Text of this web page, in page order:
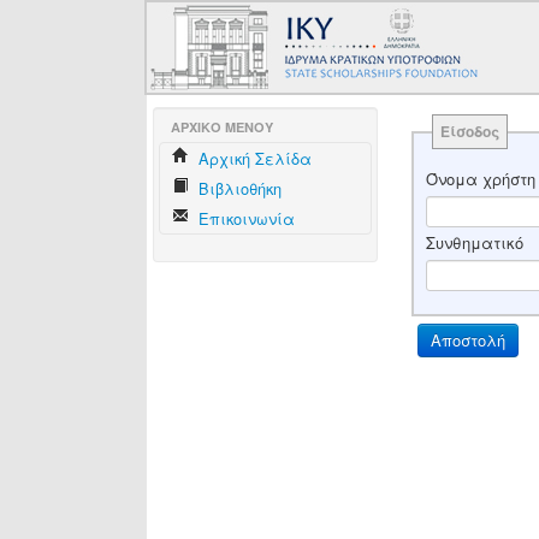
AΡΧΙΚΟ ΜΕΝΟΥ
Aρχική Σελίδα
Βιβλιοθήκη
Επικοινωνία
Είσοδος
Όνομα χρήστη
Συνθηματικό